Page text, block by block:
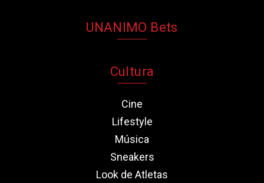
UNANIMO Bets
Cultura
Cine
Lifestyle
Música
Sneakers
Look de Atletas